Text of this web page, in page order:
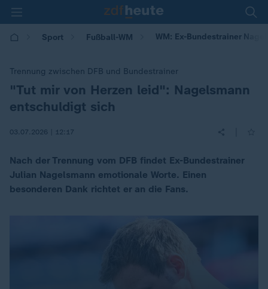
Sport Fußball-WM WM: Ex-Bundestrainer
Trennung zwischen DFB und Bundestrainer
:"Tut mir von Herzen leid": Nagelsmann
entschuldigt sich
03.07.2026 | 12:17
Nach der Trennung vom DFB findet Ex-Bundestrainer
Julian Nagelsmann emotionale Worte. Einen
besonderen Dank richtet er an die Fans.